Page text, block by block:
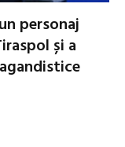
personaj
și a